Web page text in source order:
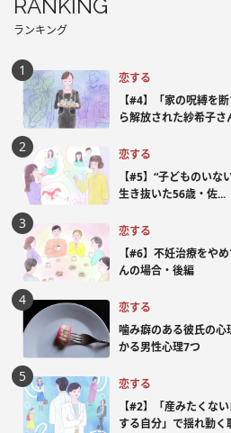
RANKING
ランキング
恋する
【#4】「家の呪縛を
ら解放された紗希子さ
恋する
【#5】“子どものい
生き抜いた56歳・佐...
恋する
【#6】不妊治療をや
んの場合・後編
恋する
噛み癖のある彼氏の心
かる男性心理7つ
恋する
【#2】「産みたくな
する自分」で揺れ動く